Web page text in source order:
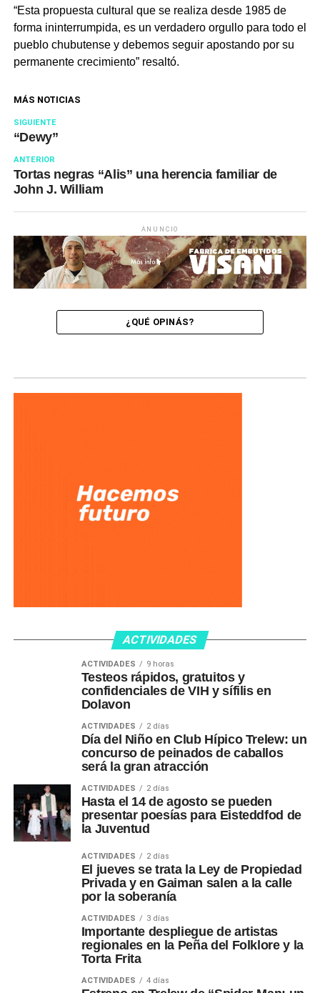
“Esta propuesta cultural que se realiza desde 1985 de
forma ininterrumpida, es un verdadero orgullo para todo el
pueblo chubutense y debemos seguir apostando por su
permanente crecimiento” resaltó.
MÁS NOTICIAS
SIGUIENTE
“Dewy”
ANTERIOR
Tortas negras “Alis” una herencia familiar de
John J. William
ANUNCIO
¿QUÉ OPINÁS?
ACTIVIDADES
ACTIVIDADES 9 horas
Testeos rápidos, gratuitos y
confidenciales de VIH y sífilis en
Dolavon
ACTIVIDADES 2 días
Día del Niño en Club Hípico Trelew: un
concurso de peinados de caballos
será la gran atracción
ACTIVIDADES 2 días
Hasta el 14 de agosto se pueden
presentar poesías para Eisteddfod de
la Juventud
ACTIVIDADES 2 días
El jueves se trata la Ley de Propiedad
Privada y en Gaiman salen a la calle
por la soberanía
ACTIVIDADES 3 días
Importante despliegue de artistas
regionales en la Peña del Folklore y la
Torta Frita
ACTIVIDADES 4 días